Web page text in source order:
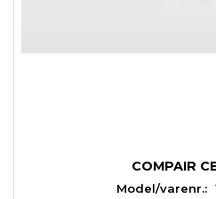
COMPAIR
Model/varenr.: